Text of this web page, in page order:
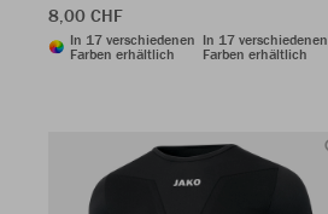
8,00 CHF
In 17 verschiedenen
Farben erhältlich
In 17 verschiedenen
Farben erhältlich